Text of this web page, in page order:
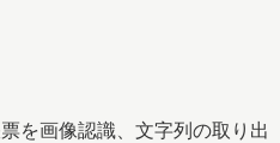
を画像認識、文字列の取り出